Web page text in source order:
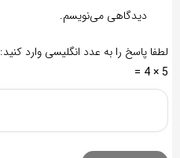
دیدگاهی می‌نویسم.
لطفا پاسخ را به عدد انگلیسی وارد کنید:
5 × 4 =